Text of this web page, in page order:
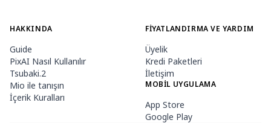
HAKKINDA
Guide
PixAI Nasıl Kullanılır
Tsubaki.2
Mio ile tanışın
İçerik Kuralları
FIYATLANDIRMA VE YARDIM
Üyelik
Kredi Paketleri
İletişim
MOBIL UYGULAMA
App Store
Google Play